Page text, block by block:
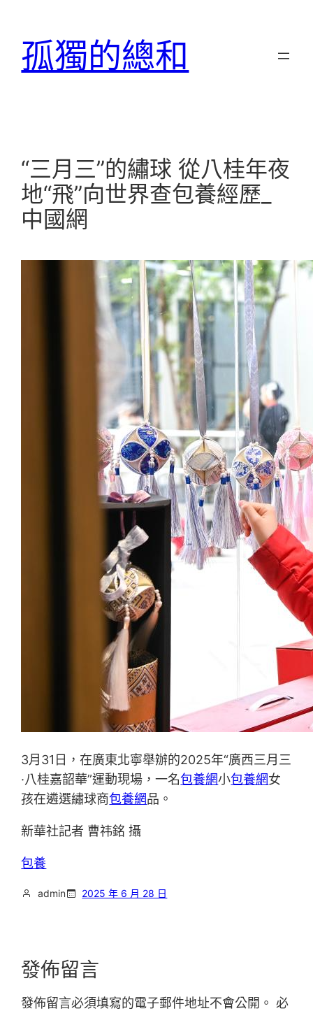
孤獨的總和
“三月三”的繡球 從八桂年夜
地“飛”向世界查包養經歷_
中國網
3月31日，在廣東北寧舉辦的2025年“廣西三月三
·八桂嘉韶華”運動現場，一名包養網小包養網女
孩在遴選繡球商包養網品。
新華社記者 曹祎銘 攝
包養
admin 2025 年 6 月 28 日
發佈留言
發佈留言必須填寫的電子郵件地址不會公開。 必